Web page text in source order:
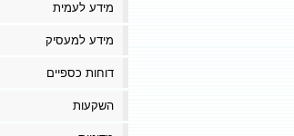
מידע לעמית
מידע למעסיק
דוחות כספיים
השקעות